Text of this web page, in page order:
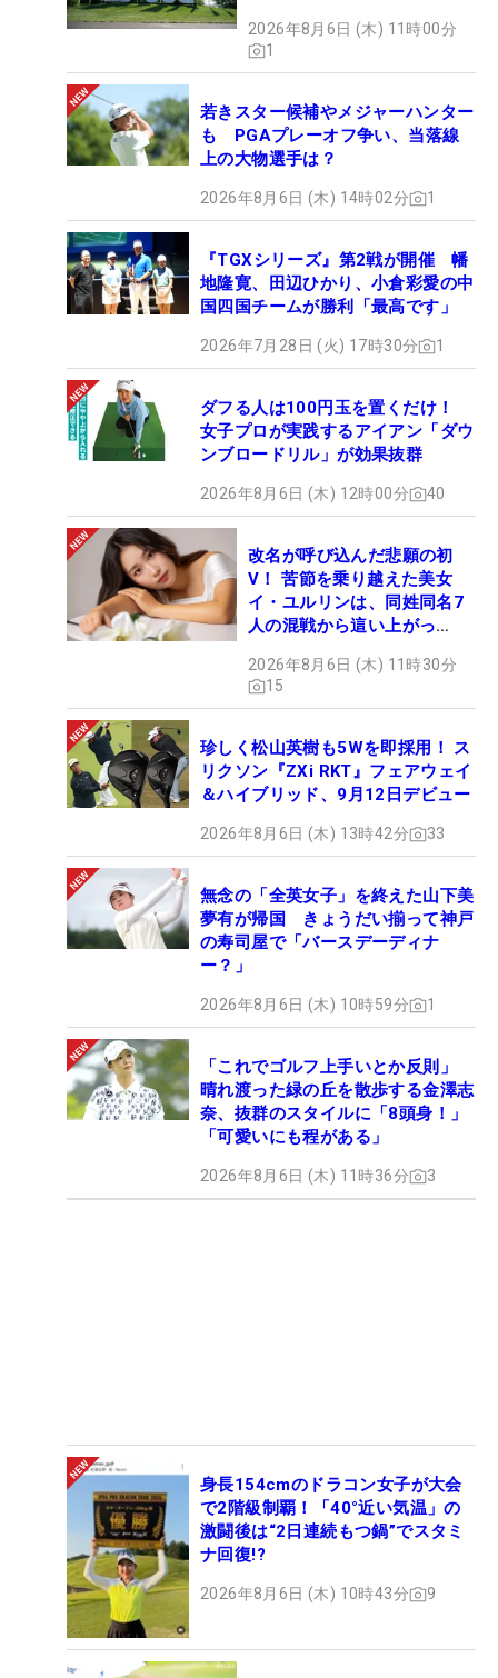
2026年8月6日 (木) 11時00分
1
若きスター候補やメジャーハンター
も PGAプレーオフ争い、当落線
上の大物選手は？
2026年8月6日 (木) 14時02分 1
『TGXシリーズ』第2戦が開催 幡
地隆寛、田辺ひかり、小倉彩愛の中
国四国チームが勝利「最高です」
2026年7月28日 (火) 17時30分 1
ダフる人は100円玉を置くだけ！
女子プロが実践するアイアン「ダウ
ンブロードリル」が効果抜群
2026年8月6日 (木) 12時00分 40
改名が呼び込んだ悲願の初
V！ 苦節を乗り越えた美女
イ・ユルリンは、同姓同名7
人の混戦から這い上がっ
2026年8月6日 (木) 11時30分
15
珍しく松山英樹も5Wを即採用！ ス
リクソン『ZXi RKT』フェアウェイ
＆ハイブリッド、9月12日デビュー
2026年8月6日 (木) 13時42分 33
無念の「全英女子」を終えた山下美
夢有が帰国 きょうだい揃って神戸
の寿司屋で「バースデーディナ
ー？」
2026年8月6日 (木) 10時59分 1
「これでゴルフ上手いとか反則」
晴れ渡った緑の丘を散歩する金澤志
奈、抜群のスタイルに「8頭身！」
「可愛いにも程がある」
2026年8月6日 (木) 11時36分 3
身長154cmのドラコン女子が大会
で2階級制覇！「40°近い気温」の
激闘後は“2日連続もつ鍋”でスタミ
ナ回復!?
2026年8月6日 (木) 10時43分 9